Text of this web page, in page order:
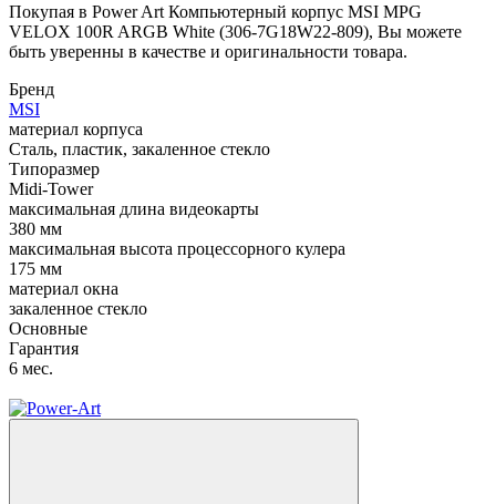
Покупая в Power Art Компьютерный корпус MSI MPG
VELOX 100R ARGB White (306-7G18W22-809), Вы можете
быть уверенны в качестве и оригинальности товара.
Бренд
MSI
материал корпуса
Сталь, пластик, закаленное стекло
Типоразмер
Midi-Tower
максимальная длина видеокарты
380 мм
максимальная высота процессорного кулера
175 мм
материал окна
закаленное стекло
Основные
Гарантия
6 мес.